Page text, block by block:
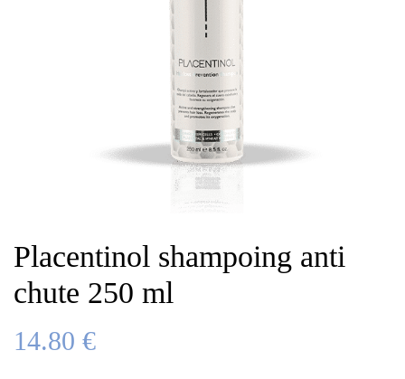
Placentinol shampoing anti
chute 250 ml
14.80 €